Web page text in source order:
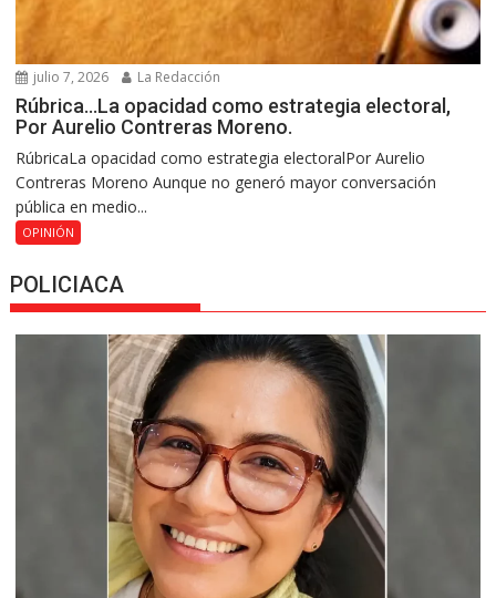
julio 7, 2026 La Redacción
Rúbrica…La opacidad como estrategia electoral,
Por Aurelio Contreras Moreno.
RúbricaLa opacidad como estrategia electoralPor Aurelio
Contreras Moreno Aunque no generó mayor conversación
pública en medio...
OPINIÓN
POLICIACA